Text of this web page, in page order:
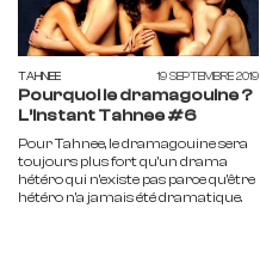
TAHNEE 19 SEPTEMBRE 2019
Pourquoi le dramagouine ?
L’Instant Tahnee #6
Pour Tahnee, le dramagouine sera
toujours plus fort qu'un drama
hétéro qui n'existe pas parce qu'être
hétéro n'a jamais été dramatique.